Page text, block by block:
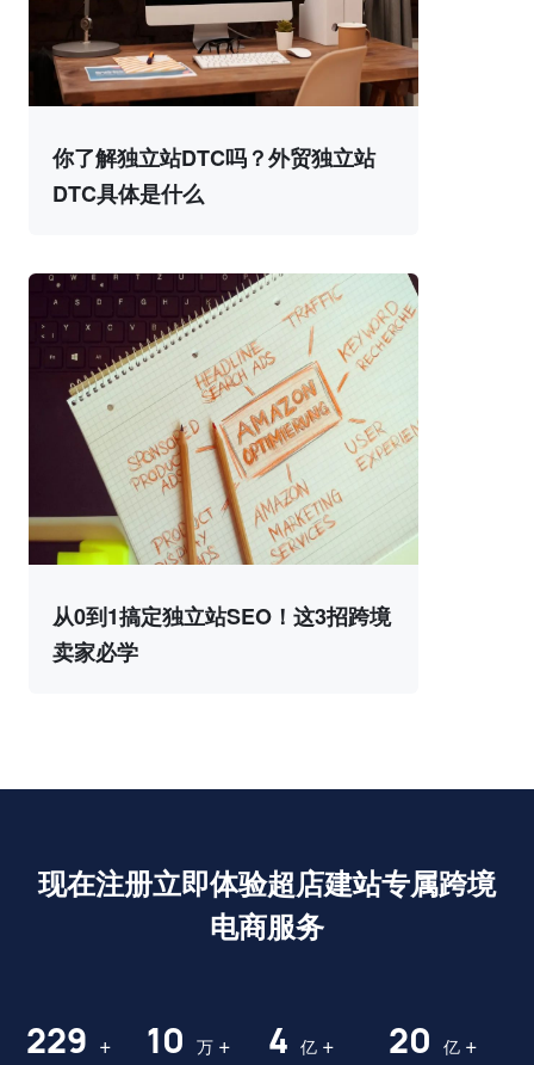
你了解独立站DTC吗？外贸独立站
DTC具体是什么
从0到1搞定独立站SEO！这3招跨境
卖家必学
现在注册立即体验超店建站专属跨境
电商服务
230 + 10 万 + 4 亿 + 20 亿 +